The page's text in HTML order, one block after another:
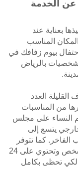
الخدمة
بعناية عند
المناسب
بيوم زفافك في
بالرياض
العدد
من المناسبات
النساء على مجلس
ومجلس خارجي يتسع إلى
الفاخر. كما تتوفر
قاعة لتقديم الطعام وتتسع إلى حوالي 50 شخص وتحتوي على 24
تحظى بكامل